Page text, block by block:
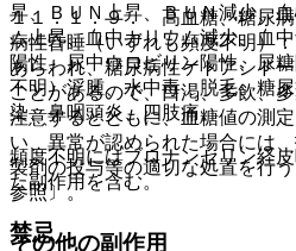
昇、ＢＵＮ上昇、ＢＵＮ減少、
ム上昇、血中カリウム減少、血
陽性、尿中ウロビリン陽性、尿
不明）浮腫、水中毒、脱毛、糖
染、鼻咽頭炎、四肢痛。
頻度不明にはブロナンセリン経
た副作用を含む。
禁忌
１１．１．９． 高血糖、糖尿病
病性昏睡（いずれも頻度不明）
あらわれ、糖尿病性ケトアシド
ことがあるので、口渇、多飲、
注意するとともに、血糖値の測
い、異常が認められた場合には
製剤の投与等の適切な処置を行
参照〕。
その他の副作用